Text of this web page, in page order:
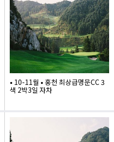
• 10-11월 • 홍천 최상급명문CC 3
색 2박3일 자차